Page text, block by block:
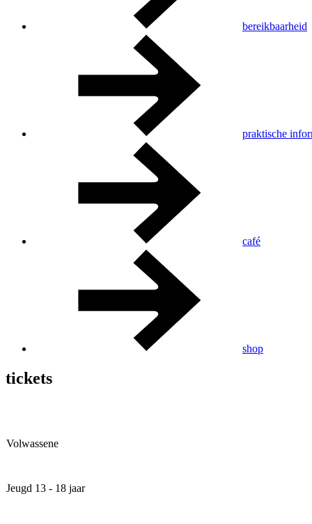
bereikbaarheid
praktische
café
shop
tickets
Volwassene
Jeugd 13 - 18 jaar